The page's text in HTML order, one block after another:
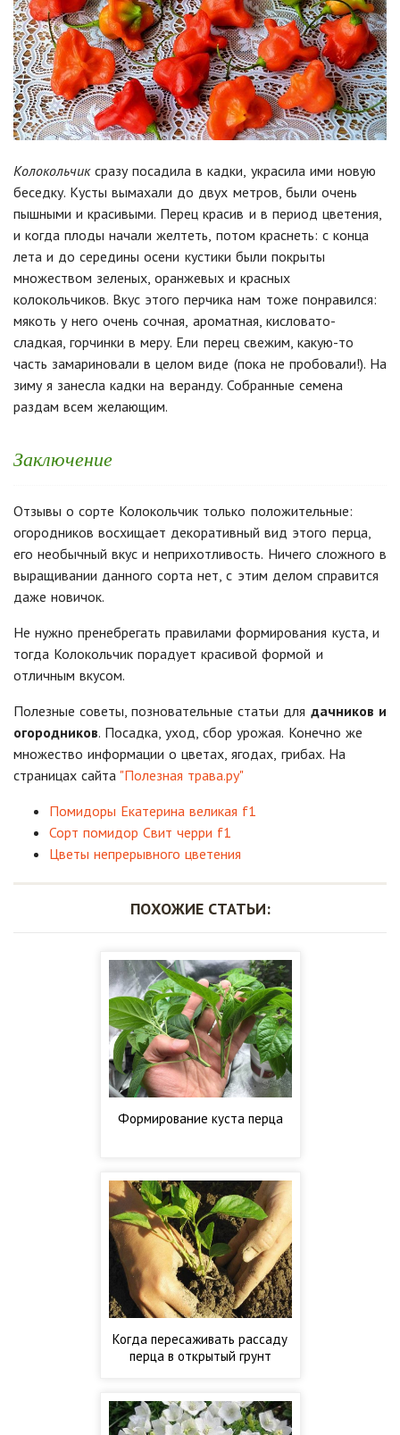
Колокольчиксразу посадила в кадки, украсила ими новую
беседку. Кусты вымахали до двух метров, были очень
пышными и красивыми. Перец красив и в период цветения,
и когда плоды начали желтеть, потом краснеть: с конца
лета и до середины осени кустики были покрыты
множеством зеленых, оранжевых и красных
колокольчиков. Вкус этого перчика нам тоже понравился:
мякоть у него очень сочная, ароматная, кисловато-
сладкая, горчинки в меру. Ели перец свежим, какую-то
часть замариновали в целом виде (пока не пробовали!). На
зиму я занесла кадки на веранду. Собранные семена
раздам всем желающим.
Заключение
Отзывы о сорте Колокольчик только положительные:
огородников восхищает декоративный вид этого перца,
его необычный вкус и неприхотливость. Ничего сложного в
выращивании данного сорта нет, с этим делом справится
даже новичок.
Не нужно пренебрегать правилами формирования куста, и
тогда Колокольчик порадует красивой формой и
отличным вкусом.
Полезные советы, позновательные статьи для дачников и
огородников. Посадка, уход, сбор урожая. Конечно же
множество информации о цветах, ягодах, грибах. На
страницах сайта "Полезная трава.ру"
Помидоры Екатерина великая f1
Сорт помидор Свит черри f1
Цветы непрерывного цветения
ПОХОЖИЕ СТАТЬИ:
Формирование куста перца
Когда пересаживать рассаду
перца в открытый грунт